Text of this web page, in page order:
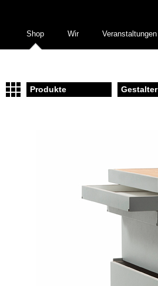
Shop Wir Veranstaltungen
Produkte Gestalter